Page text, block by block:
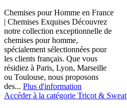
Chemises pour Homme en France
| Chemises Exquises Découvrez
notre collection exceptionnelle de
chemises pour homme,
spécialement sélectionnées pour
les clients français. Que vous
résidiez à Paris, Lyon, Marseille
ou Toulouse, nous proposons
des... Plus d'information
Accéder à la catégorie Tricot & Sweat